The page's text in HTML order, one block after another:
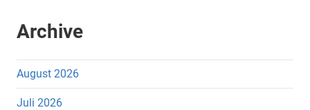
Archive
August 2026
Juli 2026